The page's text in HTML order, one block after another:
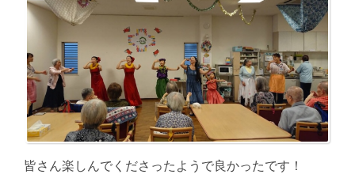
皆さん楽しんでくださったようで良かったです！